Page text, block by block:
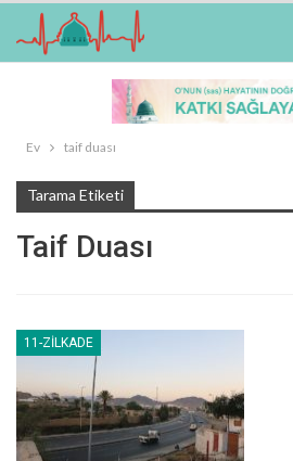
Ev taif duası
Tarama Etiketi
Taif Duası
11-ZILKADE